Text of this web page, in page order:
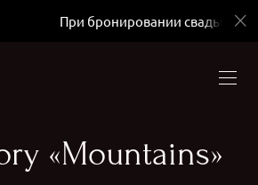
При бронировании свадьбы в день
«Мountains»